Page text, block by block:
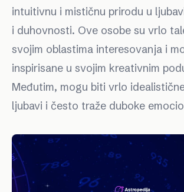
intuitivnu i mističnu prirodu u
i duhovnosti. Ove osobe su vrlo
svojim oblastima interesovanja i
inspirisane u svojim kreativnim
Međutim, mogu biti vrlo
ljubavi i često traže duboke